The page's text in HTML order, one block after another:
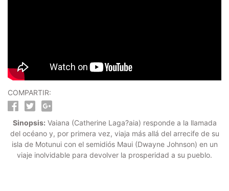
COMPARTIR:
Sinopsis: Vaiana (Catherine Laga?aia) responde a la llamada
del océano y, por primera vez, viaja más allá del arrecife de su
isla de Motunui con el semidiós Maui (Dwayne Johnson) en un
viaje inolvidable para devolver la prosperidad a su pueblo.